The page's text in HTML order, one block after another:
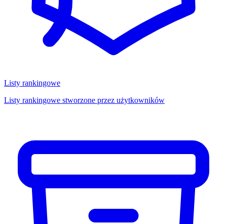
Listy rankingowe
Listy rankingowe stworzone przez użytkowników